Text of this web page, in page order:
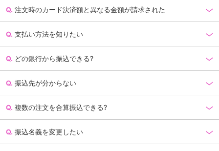
注文時のカード決済額と異なる金額が請求された
支払い方法を知りたい
どの銀行から振込できる?
振込先が分からない
複数の注文を合算振込できる?
振込名義を変更したい